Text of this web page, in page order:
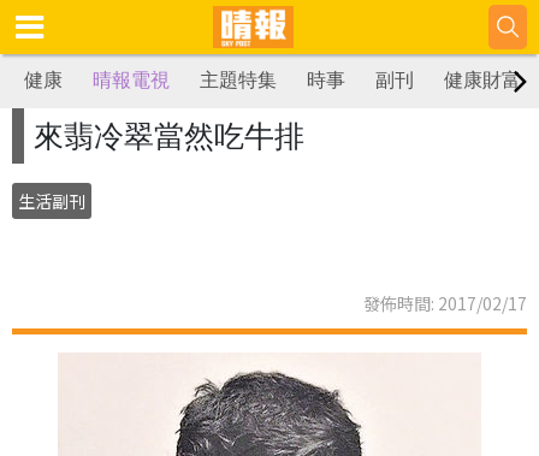
健康 晴報電視 主題特集 時事 副刊 健康財富
來翡冷翠當然吃牛排
生活副刊
發佈時間: 2017/02/17